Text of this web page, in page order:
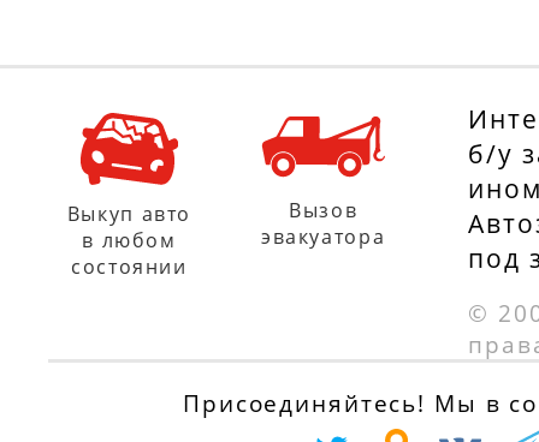
б/у
под
©
Выкуп авто
в любом
состоянии
Вызов
эвакуатора
Присоединяйтесь! Мы в